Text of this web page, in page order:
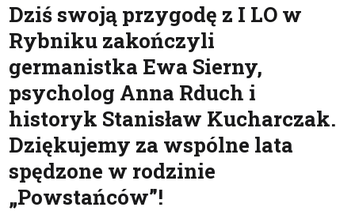
Dziś swoją przygodę z I LO w
Rybniku zakończyli
germanistka Ewa Sierny,
psycholog Anna Rduch i
historyk Stanisław Kucharczak.
Dziękujemy za wspólne lata
spędzone w rodzinie
„Powstańców”!